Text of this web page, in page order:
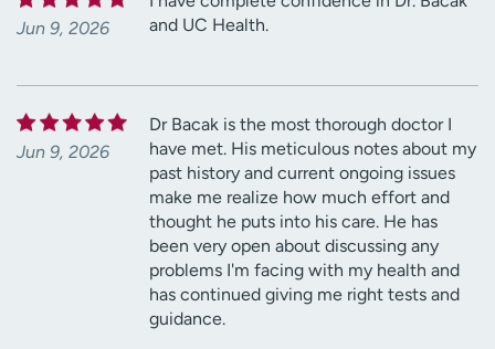
Jun 9, 2026
and UC Health.
Jun 9, 2026
Dr Bacak is the most thorough doctor I
have met. His meticulous notes about my
past history and current ongoing issues
make me realize how much effort and
thought he puts into his care. He has
been very open about discussing any
problems I'm facing with my health and
has continued giving me right tests and
guidance.